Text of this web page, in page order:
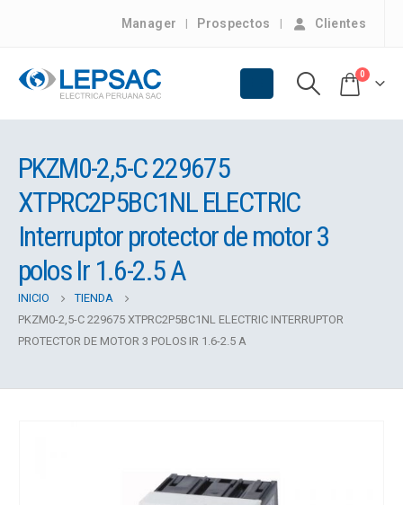
Manager Prospectos Clientes
0
PKZM0-2,5-C 229675
XTPRC2P5BC1NL ELECTRIC
Interruptor protector de motor 3
polos Ir 1.6-2.5 A
INICIO
TIENDA
PKZM0-2,5-C 229675 XTPRC2P5BC1NL ELECTRIC INTERRUPTOR
PROTECTOR DE MOTOR 3 POLOS IR 1.6-2.5 A